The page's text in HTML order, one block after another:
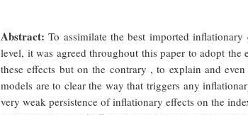
Abstract:To assimilate the best imported
level, it was agreed throughout this paper to adopt
these effects but on the contrary , to explain and
models are to clear the way that triggers any
very weak persistence of inflationary effects on the